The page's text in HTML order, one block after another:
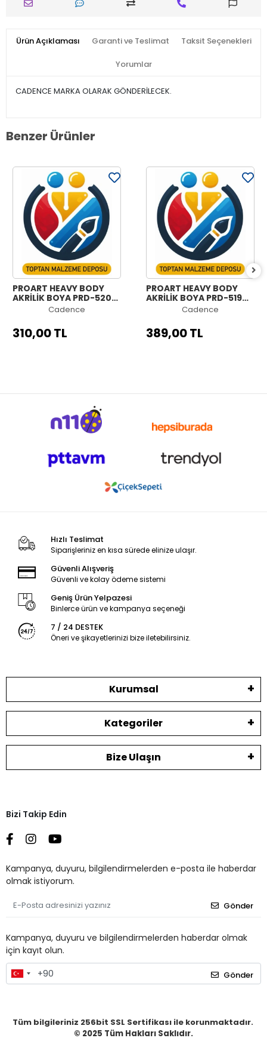
Ürün Açıklaması Garanti ve Teslimat Taksit Seçenekleri
Yorumlar
CADENCE MARKA OLARAK GÖNDERİLECEK.
Benzer Ürünler
PROART HEAVY BODY
AKRİLİK BOYA PRD-520
SİYAH 120MLCadence
310,00 TL
PROART HEAVY BODY
AKRİLİK BOYA PRD-519
GÜMÜŞ 120ML
Cadence
389,00 TL
Hızlı Teslimat
Siparişleriniz en kısa sürede elinize ulaşır.
Güvenli Alışveriş
Güvenli ve kolay ödeme sistemi
Geniş Ürün Yelpazesi
Binlerce ürün ve kampanya seçeneği
7 / 24 DESTEK
Öneri ve şikayetlerinizi bize iletebilirsiniz.
Kurumsal
Kategoriler
Bize Ulaşın
Bizi Takip Edin
Kampanya, duyuru, bilgilendirmelerden e-posta ile haberdar
olmak istiyorum.
Gönder
Kampanya, duyuru ve bilgilendirmelerden haberdar olmak
için kayıt olun.
Gönder
Tüm bilgileriniz 256bit SSL Sertifikası ile korunmaktadır.
© 2025 Tüm Hakları Saklıdır.